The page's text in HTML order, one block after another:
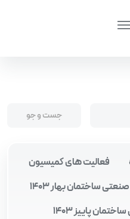
فعالیت های کمیسیون
ساختمان بهار 1403
پاییز 1403